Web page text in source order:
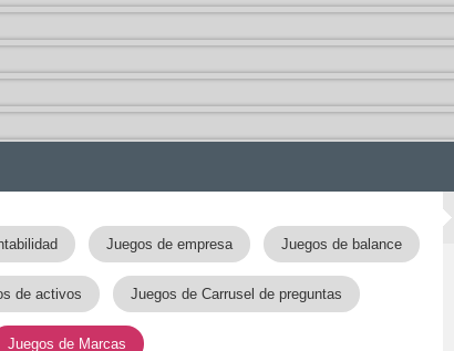
Juegos de empresa Juegos de balance
de activos Juegos de Carrusel de preguntas
Juegos de Marcas